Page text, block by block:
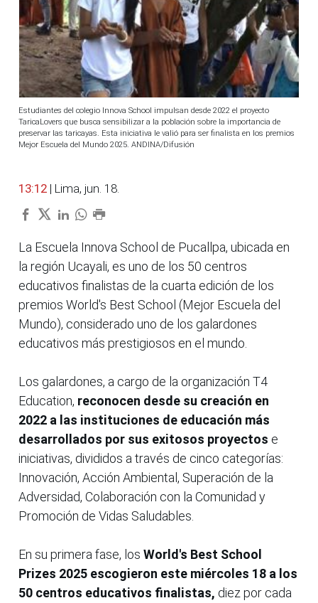
Estudiantes del colegio Innova School impulsan desde 2022 el proyecto
TaricaLovers que busca sensibilizar a la población sobre la importancia de
preservar las taricayas. Esta iniciativa le valió para ser finalista en los premios
Mejor Escuela del Mundo 2025. ANDINA/Difusión
13:12 | Lima, jun. 18.
La Escuela Innova School de Pucallpa, ubicada en
la región Ucayali, es uno de los 50 centros
educativos finalistas de la cuarta edición de los
premios World's Best School (Mejor Escuela del
Mundo), considerado uno de los galardones
educativos más prestigiosos en el mundo.
Los galardones, a cargo de la organización T4
Education, reconocen desde su creación en
2022 a las instituciones de educación más
desarrollados por sus exitosos proyectos e
iniciativas, divididos a través de cinco categorías:
Innovación, Acción Ambiental, Superación de la
Adversidad, Colaboración con la Comunidad y
Promoción de Vidas Saludables.
En su primera fase, los World's Best School
Prizes 2025 escogieron este miércoles 18 a los
50 centros educativos finalistas, diez por cada